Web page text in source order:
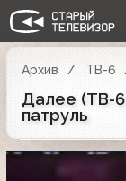
Архив ТВ-6
Далее (ТВ-
патруль